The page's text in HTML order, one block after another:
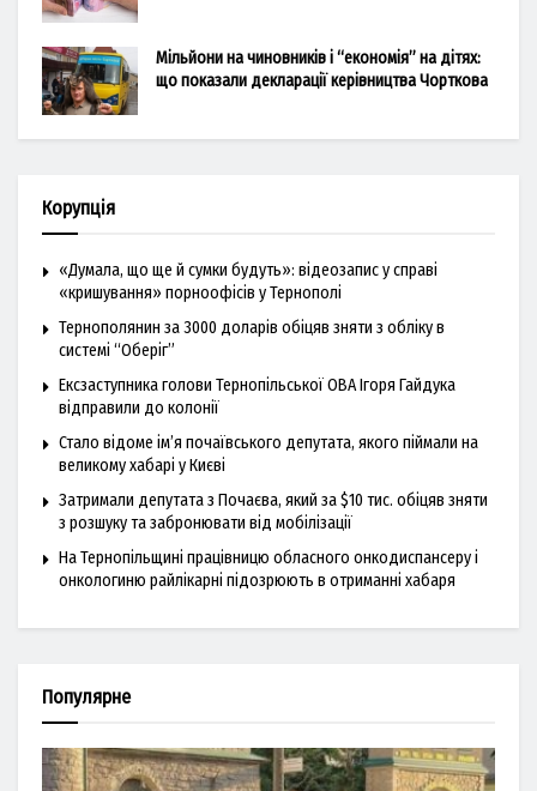
Мільйони на чиновників і “економія” на дітях:
що показали декларації керівництва Чорткова
Корупція
«Думала, що ще й сумки будуть»: відеозапис у справі
«кришування» порноофісів у Тернополі
Тернополянин за 3000 доларів обіцяв зняти з обліку в
системі “Оберіг”
Ексзаступника голови Тернопільської ОВА Ігоря Гайдука
відправили до колонії
Стало відоме ім’я почаївського депутата, якого піймали на
великому хабарі у Києві
Затримали депутата з Почаєва, який за $10 тис. обіцяв зняти
з розшуку та забронювати від мобілізації
На Тернопільщині працівницю обласного онкодиспансеру і
онкологиню райлікарні підозрюють в отриманні хабаря
Популярне